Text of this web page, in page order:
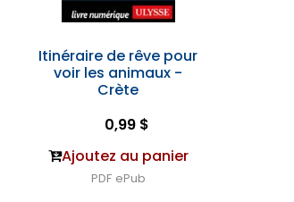
Itinéraire de rêve pour
voir les animaux -
Crète
0,99 $
Ajoutez au panier
PDF ePub